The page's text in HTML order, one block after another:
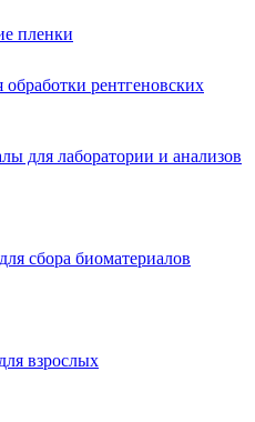
пленки
обработки рентгеновских
для лаборатории и анализов
сбора биоматериалов
взрослых